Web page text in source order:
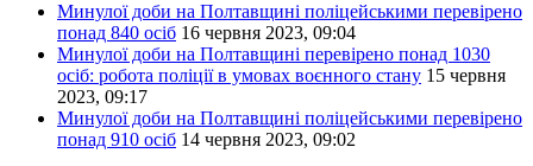
Минулої доби на Полтавщині поліцейськими перевірено
понад 840 осіб 16 червня 2023, 09:04
Минулої доби на Полтавщині перевірено понад 1030
осіб: робота поліції в умовах воєнного стану 15 червня
2023, 09:17
Минулої доби на Полтавщині поліцейськими перевірено
понад 910 осіб 14 червня 2023, 09:02